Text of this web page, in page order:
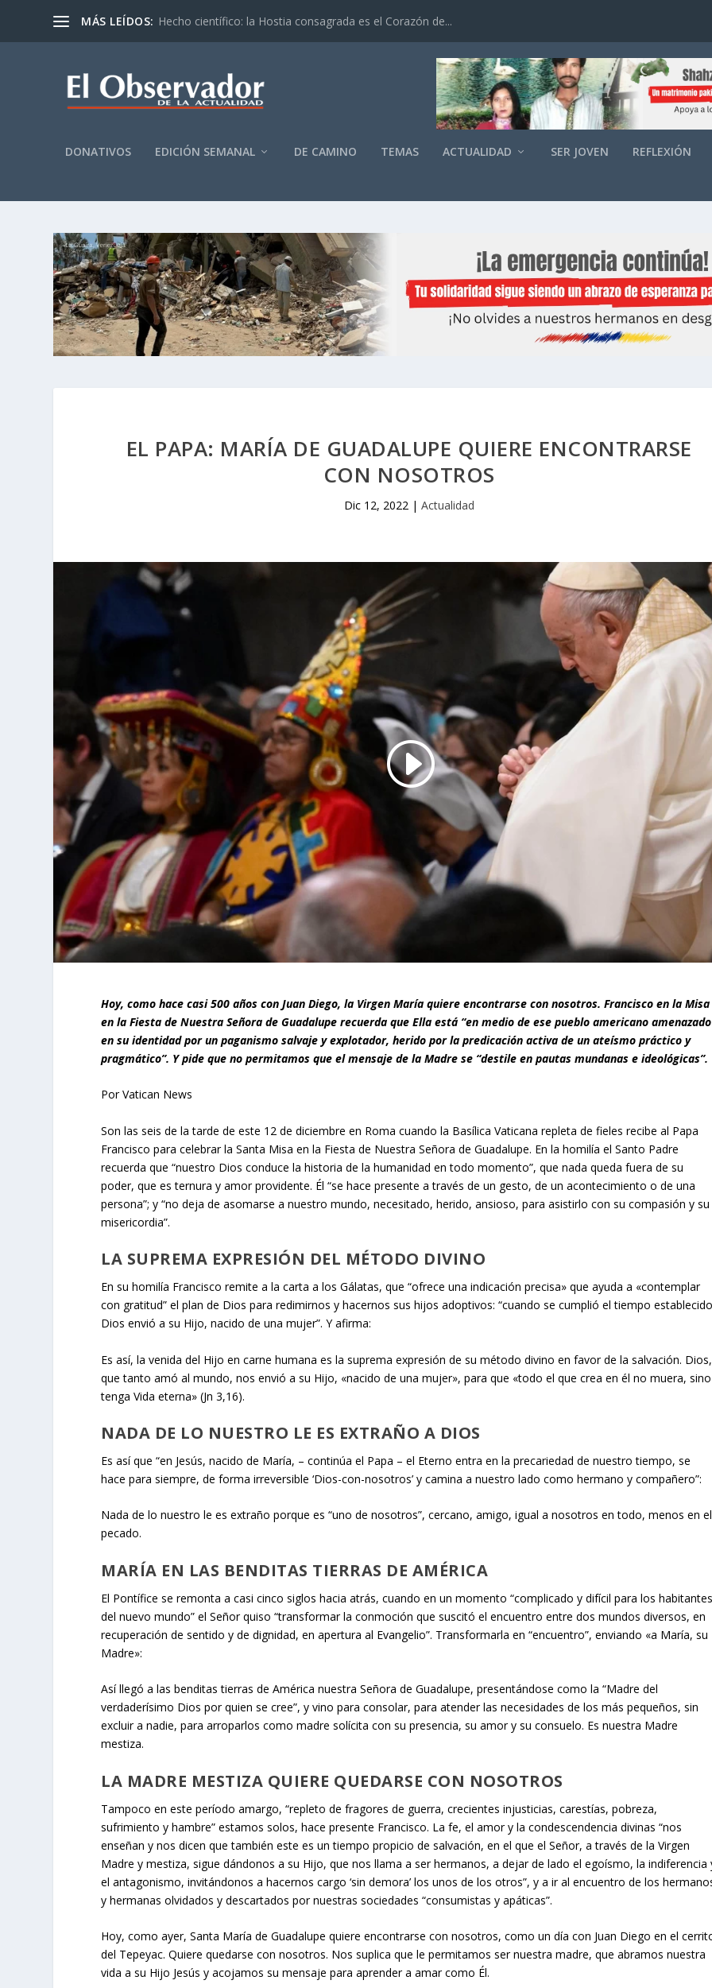
MÁS LEÍDOS: Hecho científico: la Hostia consagrada es el Corazón de...
DONATIVOS EDICIÓN SEMANAL DE CAMINO TEMAS ACTUALIDAD SER JOVEN REFLEXIÓN
EL PAPA: MARÍA DE GUADALUPE QUIERE ENCONTRARSE
CON NOSOTROS
Dic 12, 2022| Actualidad
Hoy, como hace casi 500 años con Juan Diego, la Virgen María quiere encontrarse con nosotros. Francisco en la Misa
en la Fiesta de Nuestra Señora de Guadalupe recuerda que Ella está “en medio de ese pueblo americano amenazado
en su identidad por un paganismo salvaje y explotador, herido por la predicación activa de un ateísmo práctico y
pragmático”. Y pide que no permitamos que el mensaje de la Madre se “destile en pautas mundanas e ideológicas”.
Por Vatican News
Son las seis de la tarde de este 12 de diciembre en Roma cuando la Basílica Vaticana repleta de fieles recibe al Papa
Francisco para celebrar la Santa Misa en la Fiesta de Nuestra Señora de Guadalupe. En la homilía el Santo Padre
recuerda que “nuestro Dios conduce la historia de la humanidad en todo momento”, que nada queda fuera de su
poder, que es ternura y amor providente. Él “se hace presente a través de un gesto, de un acontecimiento o de una
persona”; y “no deja de asomarse a nuestro mundo, necesitado, herido, ansioso, para asistirlo con su compasión y su
misericordia”.
LA SUPREMA EXPRESIÓN DEL MÉTODO DIVINO
En su homilía Francisco remite a la carta a los Gálatas, que “ofrece una indicación precisa» que ayuda a «contemplar
con gratitud” el plan de Dios para redimirnos y hacernos sus hijos adoptivos: “cuando se cumplió el tiempo
Dios envió a su Hijo, nacido de una mujer”. Y afirma:
Es así, la venida del Hijo en carne humana es la suprema expresión de su método divino en favor de la salvación. Dios,
que tanto amó al mundo, nos envió a su Hijo, «nacido de una mujer», para que «todo el que crea en él no muera, sino
tenga Vida eterna» (Jn 3,16).
NADA DE LO NUESTRO LE ES EXTRAÑO A DIOS
Es así que “en Jesús, nacido de María, – continúa el Papa – el Eterno entra en la precariedad de nuestro tiempo, se
hace para siempre, de forma irreversible ‘Dios-con-nosotros’ y camina a nuestro lado como hermano y compañero”:
Nada de lo nuestro le es extraño porque es “uno de nosotros”, cercano, amigo, igual a nosotros en todo, menos en el
pecado.
MARÍA EN LAS BENDITAS TIERRAS DE AMÉRICA
El Pontífice se remonta a casi cinco siglos hacia atrás, cuando en un momento “complicado y difícil para los
del nuevo mundo” el Señor quiso “transformar la conmoción que suscitó el encuentro entre dos mundos diversos, en
recuperación de sentido y de dignidad, en apertura al Evangelio”. Transformarla en “encuentro”, enviando «a María, su
Madre»:
Así llegó a las benditas tierras de América nuestra Señora de Guadalupe, presentándose como la “Madre del
verdaderísimo Dios por quien se cree”, y vino para consolar, para atender las necesidades de los más pequeños, sin
excluir a nadie, para arroparlos como madre solícita con su presencia, su amor y su consuelo. Es nuestra Madre
mestiza.
LA MADRE MESTIZA QUIERE QUEDARSE CON NOSOTROS
Tampoco en este período amargo, “repleto de fragores de guerra, crecientes injusticias, carestías, pobreza,
sufrimiento y hambre” estamos solos, hace presente Francisco. La fe, el amor y la condescendencia divinas “nos
enseñan y nos dicen que también este es un tiempo propicio de salvación, en el que el Señor, a través de la Virgen
Madre y mestiza, sigue dándonos a su Hijo, que nos llama a ser hermanos, a dejar de lado el egoísmo, la indiferencia
el antagonismo, invitándonos a hacernos cargo ‘sin demora’ los unos de los otros”, y a ir al encuentro de los
y hermanas olvidados y descartados por nuestras sociedades “consumistas y apáticas”.
Hoy, como ayer, Santa María de Guadalupe quiere encontrarse con nosotros, como un día con Juan Diego en el
del Tepeyac. Quiere quedarse con nosotros. Nos suplica que le permitamos ser nuestra madre, que abramos nuestra
vida a su Hijo Jesús y acojamos su mensaje para aprender a amar como Él.